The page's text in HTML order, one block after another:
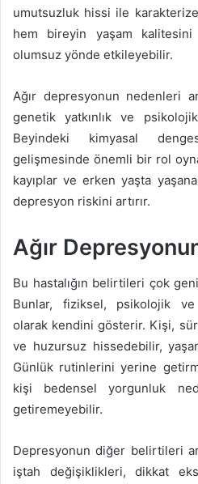
umutsuzluk hissi ile
hem bireyin yaşam kalitesini
olumsuz yönde etkileyebilir.
Ağır depresyonun nedenleri
genetik yatkınlık ve
Beyindeki kimyasal
gelişmesinde önemli bir rol
kayıplar ve erken yaşta
depresyon riskini artırır.
Ağır
Bu hastalığın belirtileri çok
Bunlar, fiziksel, psikolojik ve
olarak kendini gösterir. Kişi,
ve huzursuz hissedebilir,
Günlük rutinlerini yerine
kişi bedensel yorgunluk
getiremeyebilir.
Depresyonun diğer belirtileri
iştah değişiklikleri, dikkat